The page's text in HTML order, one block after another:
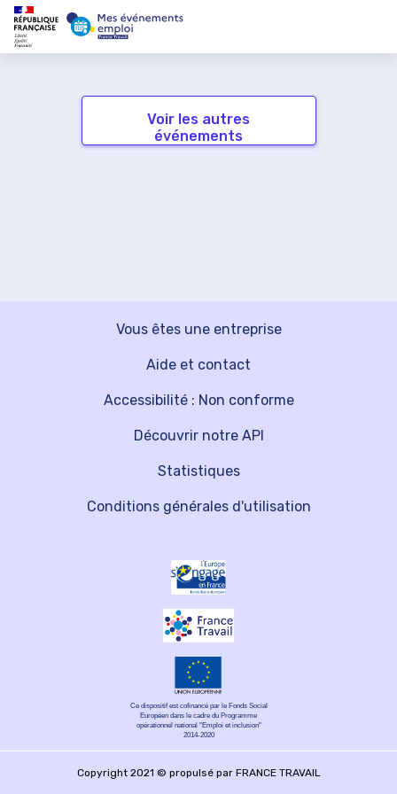
Voir les autres
événements
Vous êtes une entreprise
Découvrir notre API
Aide et contact
Statistiques
Accessibilité : Non conforme
Conditions générales d'utilisation
Ce dispositif est cofinancé par le Fonds Social
Européen dans le cadre du Programme
opérationnel national "Emploi et inclusion"
2014-2020
Copyright 2021 © propulsé par FRANCE TRAVAIL